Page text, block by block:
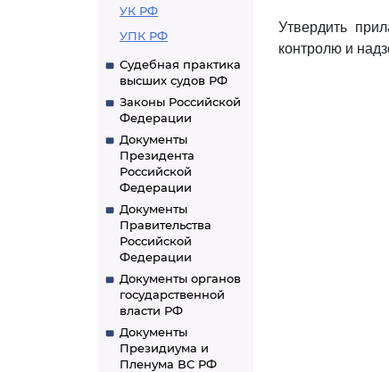
УК РФ
УПК РФ
Судебная практика
высших судов РФ
Законы Российской
Федерации
Документы
Президента
Российской
Федерации
Документы
Правительства
Российской
Федерации
Документы органов
государственной
власти РФ
Документы
Президиума и
Пленума ВС РФ
Утвердить
контролю и